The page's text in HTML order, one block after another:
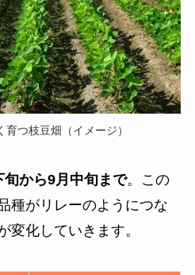
つ枝豆畑（イメージ）
旬から9月中旬まで。この
種がリレーのようにつな
変化していきます。